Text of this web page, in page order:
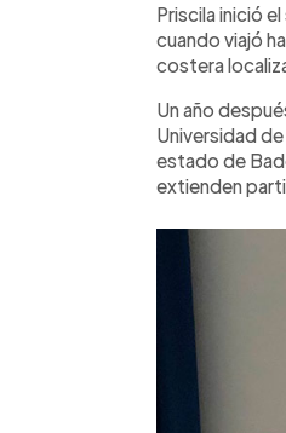
Priscila inició
cuando viajó
costera
Un año
Universidad
estado de
extienden